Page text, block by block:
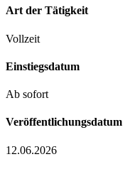
Art der Tätigkeit
Vollzeit
Einstiegsdatum
Ab sofort
Veröffentlichungsdatum
12.06.2026